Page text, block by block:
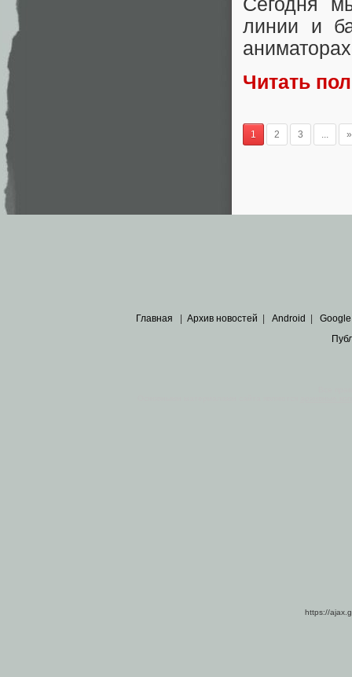
линии и
Читать
1 2 3 ... »
Главная | Архив новостей | Android | Google
https://